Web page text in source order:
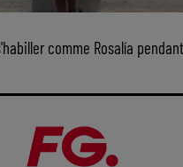
comme Rosalía